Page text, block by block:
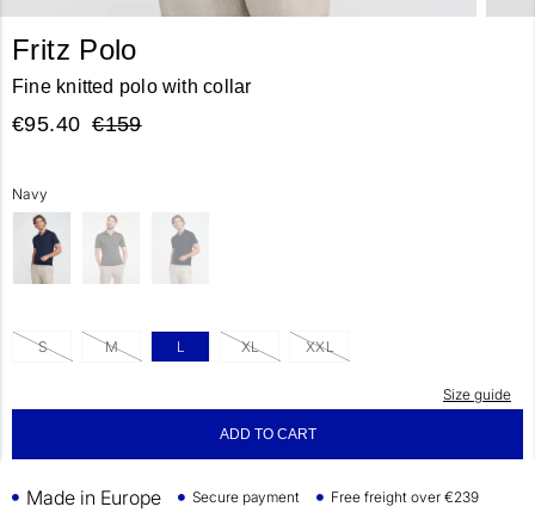
Fritz Polo
Fine knitted polo with collar
€95.40 €159
Navy
S M L XL XXL
Size guide
ADD TO CART
Made in Europe Secure payment Free freight over €239